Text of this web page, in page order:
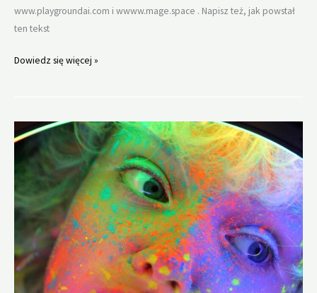
www.playgroundai.com i wwww.mage.space . Napisz też, jak powstał
ten tekst
Generowanie
czatbotem
Dowiedz się więcej »